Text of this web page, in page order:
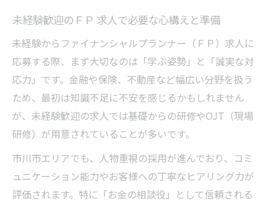
未経験歓迎のＦＰ 求人で必要な心構えと準備
未経験からファイナンシャルプランナー（ＦＰ）求人に
応募する際、まず大切なのは「学ぶ姿勢」と「誠実な対
応力」です。金融や保険、不動産など幅広い分野を扱う
ため、最初は知識不足に不安を感じるかもしれません
が、未経験歓迎の求人では基礎からの研修やOJT（現場
研修）が用意されていることが多いです。
市川市エリアでも、人物重視の採用が進んでおり、コミ
ュニケーション能力やお客様への丁寧なヒアリング力が
評価されます。特に「お金の相談役」として信頼される